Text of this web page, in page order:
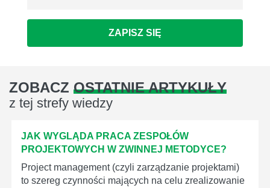
ZAPISZ SIĘ
ZOBACZ OSTATNIE ARTYKUŁY
z tej strefy wiedzy
JAK WYGLĄDA PRACA ZESPOŁÓW
PROJEKTOWYCH W ZWINNEJ METODYCE?
Project management (czyli zarządzanie projektami)
to szereg czynności mających na celu zrealizowanie